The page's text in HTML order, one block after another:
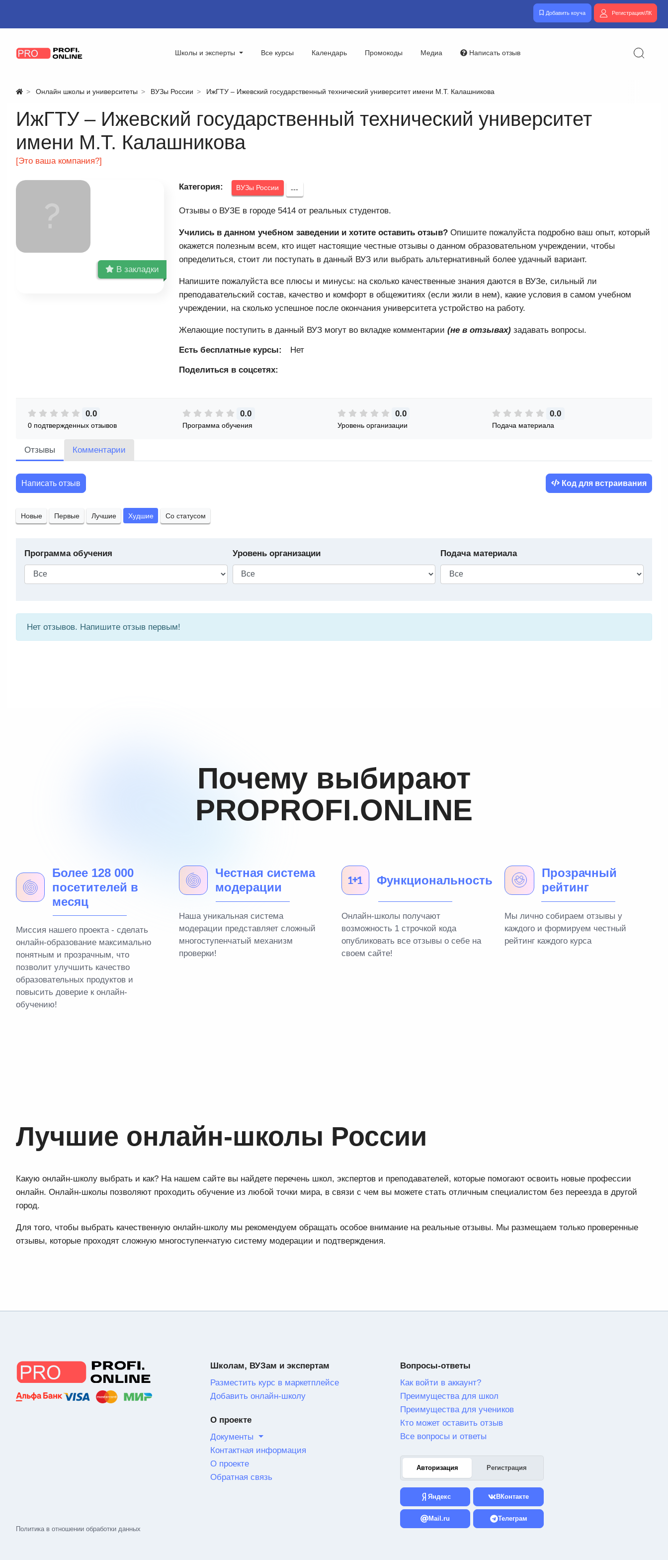
Добавить коуча Регистрация/ЛК
Школы и эксперты Все курсы Календарь Промокоды Медиа Написать отзыв
Онлайн школы и университеты ВУЗы России ИжГТУ – Ижевский государственный технический университет имени М.Т. Калашникова
ИжГТУ – Ижевский государственный технический университет
имени М.Т. Калашникова
[Это ваша компания?]
В закладки
Категория: ВУЗы России ---
Отзывы о ВУЗЕ в городе 5414 от реальных студентов.
Учились в данном учебном заведении и хотите оставить отзыв?Опишите пожалуйста подробно ваш опыт, который
окажется полезным всем, кто ищет настоящие честные отзывы о данном образовательном учреждении, чтобы
определиться, стоит ли поступать в данный ВУЗ или выбрать альтернативный более удачный вариант.
Напишите пожалуйста все плюсы и минусы: на сколько качественные знания даются в ВУЗе, сильный ли
преподавательский состав, качество и комфорт в общежитиях (если жили в нем), какие условия в самом учебном
учреждении, на сколько успешное после окончания университета устройство на работу.
Желающие поступить в данный ВУЗ могут во вкладке комментарии (не в отзывах)задавать вопросы.
Есть бесплатные курсы: Нет
Поделиться в соцсетях:
0.0
0 подтвержденных отзывов
0.0
Программа обучения
0.0
Уровень организации
0.0
Подача материала
Отзывы Комментарии
Написать отзыв Код для встраивания
Новые Первые Лучшие Худшие Со статусом
Программа обучения Уровень организации Подача материала
Нет отзывов. Напишите отзыв первым!
Почему выбирают
PROPROFI.ONLINE
Более 128 000
посетителей в
месяц
Миссия нашего проекта - сделать
онлайн-образование максимально
понятным и прозрачным, что
позволит улучшить качество
образовательных продуктов и
повысить доверие к онлайн-
обучению!
Честная система
модерации
Наша уникальная система
модерации представляет сложный
многоступенчатый механизм
проверки!
Функциональность
Онлайн-школы получают
возможность 1 строчкой кода
опубликовать все отзывы о себе на
своем сайте!
Прозрачный
рейтинг
Мы лично собираем отзывы у
каждого и формируем честный
рейтинг каждого курса
Лучшие онлайн-школы России
Какую онлайн-школу выбрать и как? На нашем сайте вы найдете перечень школ, экспертов и преподавателей, которые помогают освоить новые профессии
онлайн. Онлайн-школы позволяют проходить обучение из любой точки мира, в связи с чем вы можете стать отличным специалистом без переезда в другой
город.
Для того, чтобы выбрать качественную онлайн-школу мы рекомендуем обращать особое внимание на реальные отзывы. Мы размещаем только проверенные
отзывы, которые проходят сложную многоступенчатую систему модерации и подтверждения.
Политика в отношении обработки данных
Школам, ВУЗам и экспертам
Разместить курс в маркетплейсе
Добавить онлайн-школу
О проекте
Документы
Контактная информация
О проекте
Обратная связь
Вопросы-ответы
Как войти в аккаунт?
Преимущества для школ
Преимущества для учеников
Кто может оставить отзыв
Все вопросы и ответы
Авторизация Регистрация
Яндекс ВКонтакте
Mail.ru Телеграм